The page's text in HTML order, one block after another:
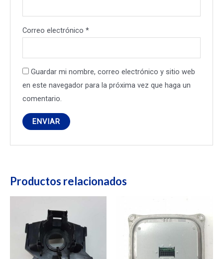
Correo electrónico*
Guardar mi nombre, correo electrónico y sitio web
en este navegador para la próxima vez que haga un
comentario.
Productos relacionados